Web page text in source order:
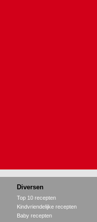
Diversen
Top 10 recepten
Kindvriendelijke recepten
Baby recepten